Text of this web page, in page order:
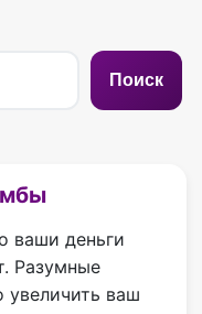
Поиск
ваши деньги
Разумные
увеличить ваш